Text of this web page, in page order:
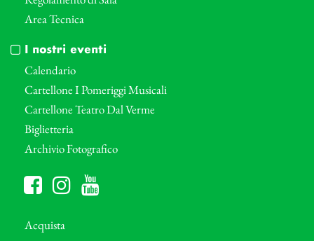
Area Tecnica
I nostri eventi
Calendario
Cartellone I Pomeriggi Musicali
Cartellone Teatro Dal Verme
Biglietteria
Archivio Fotografico
Acquista